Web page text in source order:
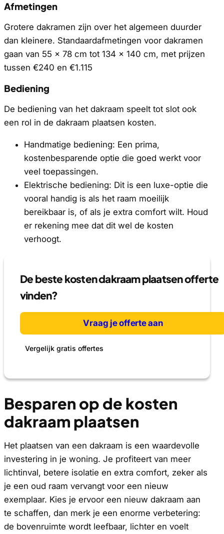
Afmetingen
Grotere dakramen zijn over het algemeen duurder
dan kleinere. Standaardafmetingen voor dakramen
gaan van 55 x 78 cm tot 134 x 140 cm, met prijzen
tussen €240 en €1.115
Bediening
De bediening van het dakraam speelt tot slot ook
een rol in de dakraam plaatsen kosten.
Handmatige bediening: Een prima,
kostenbesparende optie die goed werkt voor
veel toepassingen.
Elektrische bediening: Dit is een luxe-optie die
vooral handig is als het raam moeilijk
bereikbaar is, of als je extra comfort wilt. Houd
er rekening mee dat dit wel de kosten
verhoogt.
De beste kosten dakraam plaatsen offerte
vinden?
Vraag je offerte aan
Vergelijk gratis offertes
Besparen op de kosten
dakraam plaatsen
Het plaatsen van een dakraam is een waardevolle
investering in je woning. Je profiteert van meer
lichtinval, betere isolatie en extra comfort, zeker als
je een oud raam vervangt voor een nieuw
exemplaar. Kies je ervoor een nieuw dakraam aan
te schaffen, dan merk je een enorme verbetering:
de bovenruimte wordt leefbaar, lichter en voelt